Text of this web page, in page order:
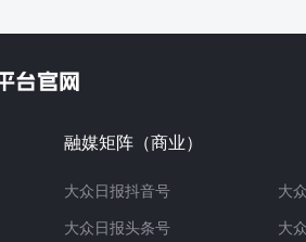
融媒矩阵（商业）
大众日报抖音号
大众日报头条号
大
大